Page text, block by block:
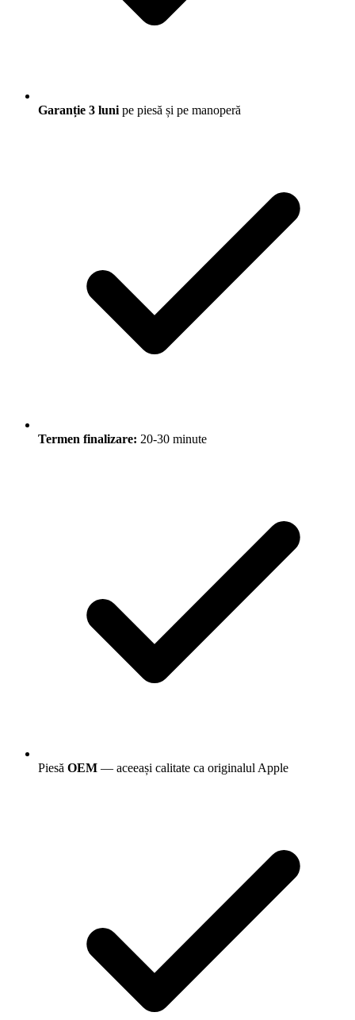
Garanție 3 luni pe piesă și pe manoperă
Termen finalizare: 20-30 minute
Piesă OEM — aceeași calitate ca originalul Apple